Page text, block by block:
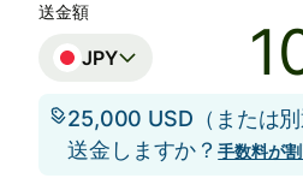
送金額
JPY
25,000 USD（または
送金しますか？手数料が